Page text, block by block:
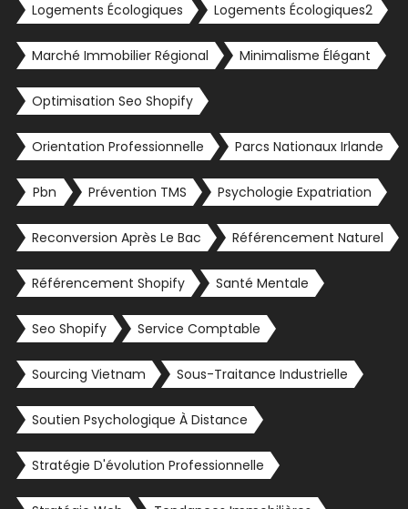
Logements Écologiques Logements Écologiques2
Marché Immobilier Régional Minimalisme Élégant
Optimisation Seo Shopify
Orientation Professionnelle Parcs Nationaux Irlande
Pbn Prévention TMS Psychologie Expatriation
Reconversion Après Le Bac Référencement Naturel
Référencement Shopify Santé Mentale
Seo Shopify Service Comptable
Sourcing Vietnam Sous-Traitance Industrielle
Soutien Psychologique À Distance
Stratégie D'évolution Professionnelle